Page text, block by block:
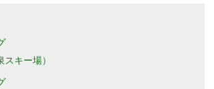
スキー場）